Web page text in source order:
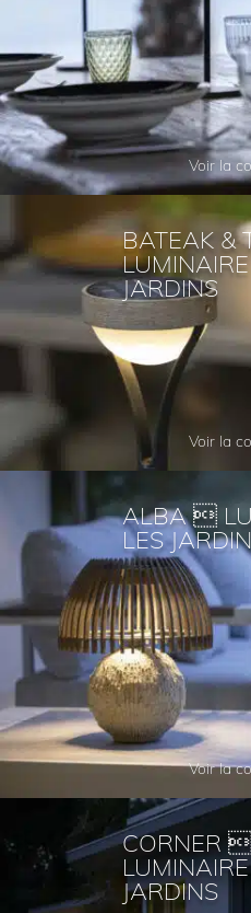
Voir la
BATEAK &
JARDINS
Voir la
ALBA 
LES
Voir la
CORNER 
JARDINS